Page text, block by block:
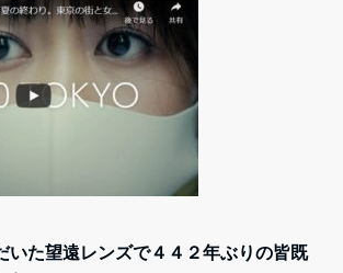
いた望遠レンズで４４２年ぶりの皆既